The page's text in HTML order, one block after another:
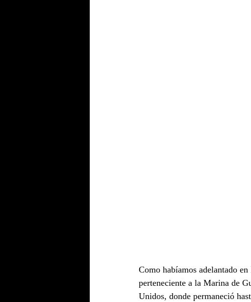
Como habíamos adelantado
perteneciente a la Marina de
Unidos, donde permaneció